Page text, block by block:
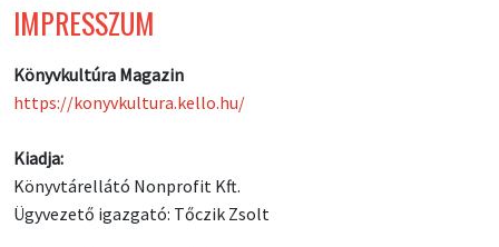
IMPRESSZUM
Könyvkultúra Magazin
https://konyvkultura.kello.hu/
Kiadja:
Könyvtárellátó Nonprofit Kft.
Ügyvezető igazgató: Tőczik Zsolt